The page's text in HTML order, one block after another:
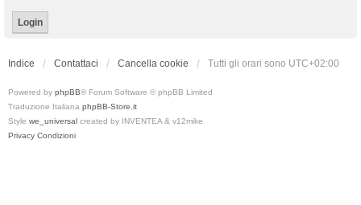
Indice Contattaci Cancella cookie Tutti gli orari sono UTC+02:00
Powered by phpBB® Forum Software © phpBB Limited
Traduzione Italiana phpBB-Store.it
Style we_universal created by INVENTEA & v12mike
Privacy Condizioni